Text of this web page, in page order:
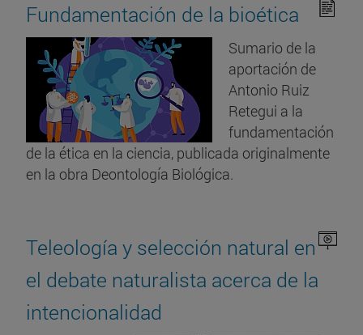
Fundamentación de la bioética
Sumario de la
aportación de
Antonio Ruiz
Retegui a la
fundamentación
de la ética en la ciencia, publicada originalmente
en la obra Deontología Biológica.
Teleología y selección natural en
el debate naturalista acerca de la
intencionalidad